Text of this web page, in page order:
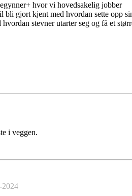
hvor vi hovedsakelig jobber
bli gjort kjent med hvordan sette opp
stevner utarter seg og få et
i veggen.
2024